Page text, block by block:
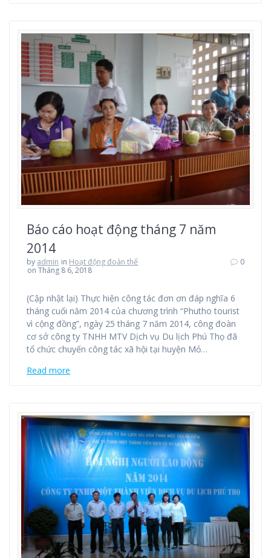
Báo cáo hoạt động tháng 7 năm
2014
by admin in Hoạt động đoàn thể
on Tháng 8 6, 2018
0
(Cập nhật lại) Thực hiện công tác đơn ơn đáp nghĩa 6
tháng cuối năm 2014 của chương trình “Phutho tourist
vì cộng đồng”, ngày 25 tháng 7 năm 2014, công đoàn
cơ sở công ty TNHH MTV Dịch vụ Du lịch Phú Thọ đã
tổ chức chuyến công tác xã hội tại huyện Mỏ…
Read more